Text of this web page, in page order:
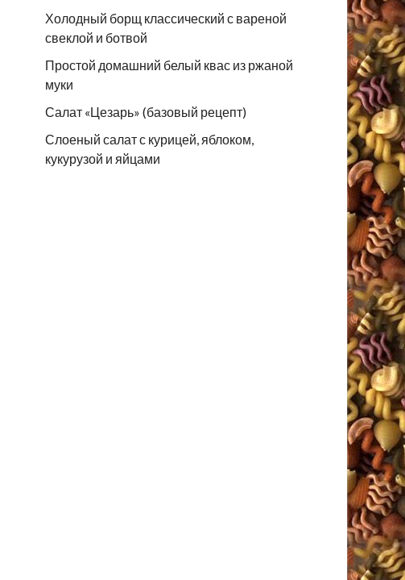
Холодный борщ классический с вареной
свеклой и ботвой
Простой домашний белый квас из ржаной
муки
Салат «Цезарь» (базовый рецепт)
Слоеный салат с курицей, яблоком,
кукурузой и яйцами